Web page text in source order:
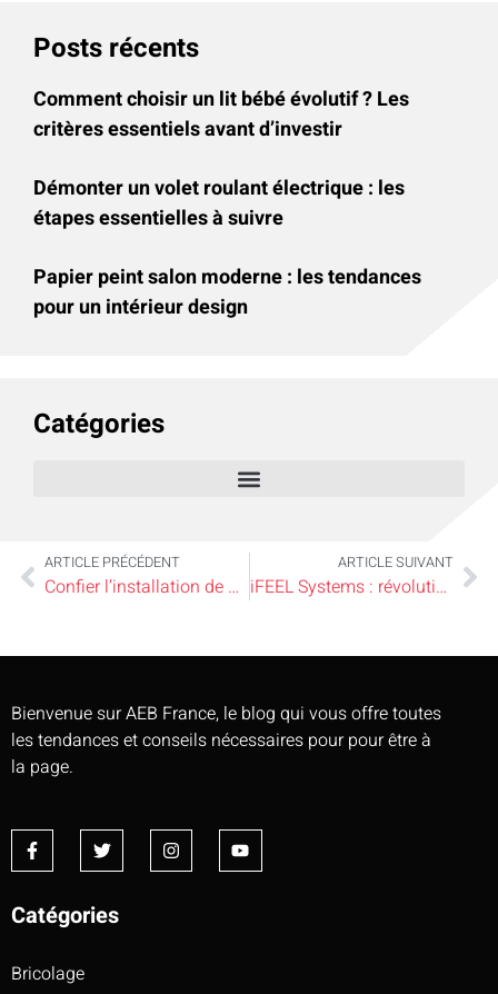
Posts récents
Comment choisir un lit bébé évolutif ? Les
critères essentiels avant d’investir
Démonter un volet roulant électrique : les
étapes essentielles à suivre
Papier peint salon moderne : les tendances
pour un intérieur design
Catégories
ARTICLE PRÉCÉDENT
Confier l’installation de panneaux solaires à un professionnel
ARTICLE SUIVANT
iFEEL Systems : révolutionnant la maison connectée en France
Bienvenue sur AEB France, le blog qui vous offre toutes
les tendances et conseils nécessaires pour pour être à
la page.
Catégories
Bricolage